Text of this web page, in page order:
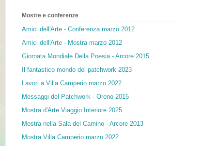
Mostre e conferenze
Amici dell'Arte - Conferenza marzo 2012
Amici dell'Arte - Mostra marzo 2012
Giornata Mondiale Della Poesia - Arcore 2015
Il fantastico mondo del patchwork 2023
Lavori a Villa Camperio marzo 2022
Messaggi del Patchwork - Oreno 2015
Mostra d'Arte Viaggio Interiore 2025
Mostra nella Sala del Camino - Arcore 2013
Mostra Villa Camperio marzo 2022